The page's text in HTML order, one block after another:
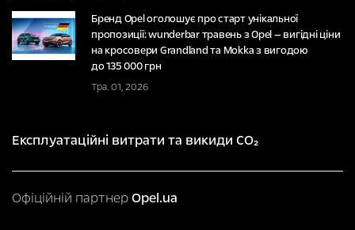
Бренд Opel оголошує про старт унікальної
пропозиції: wunderbar травень з Opel — вигідні ціни
на кросовери Grandland та Mokka з вигодою
до 135 000 грн
Тра. 01, 2026
Експлуатаційні витрати та викиди CO₂
Офіційній партнерOpel.ua